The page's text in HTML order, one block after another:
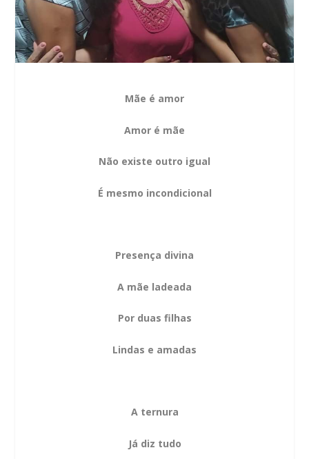
Mãe é amor
Amor é mãe
Não existe outro igual
É mesmo incondicional
Presença divina
A mãe ladeada
Por duas filhas
Lindas e amadas
A ternura
Já diz tudo